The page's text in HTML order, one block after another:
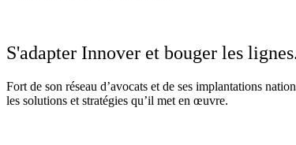
S'adapter Innover et bouger les
Fort de son réseau d’avocats et de ses implantations
les solutions et stratégies qu’il met en œuvre.